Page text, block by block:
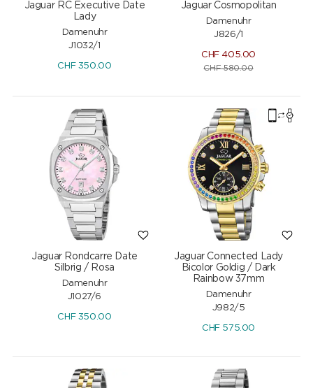
Jaguar RC Executive Date
Lady
Damenuhr
J1032/1
CHF350.00
Jaguar Cosmopolitan
Damenuhr
J826/1
CHF405.00
CHF580.00
Jaguar Rondcarre Date
Silbrig / Rosa
Damenuhr
J1027/6
CHF 350.00
Jaguar Connected Lady
Bicolor Goldig / Dark
Rainbow 37mm
Damenuhr
J982/5
CHF 575.00